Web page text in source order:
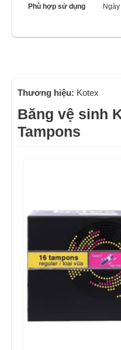
Phù hợp sử dụng
Thương hiệu: Kotex
Băng vệ sinh
Tampons